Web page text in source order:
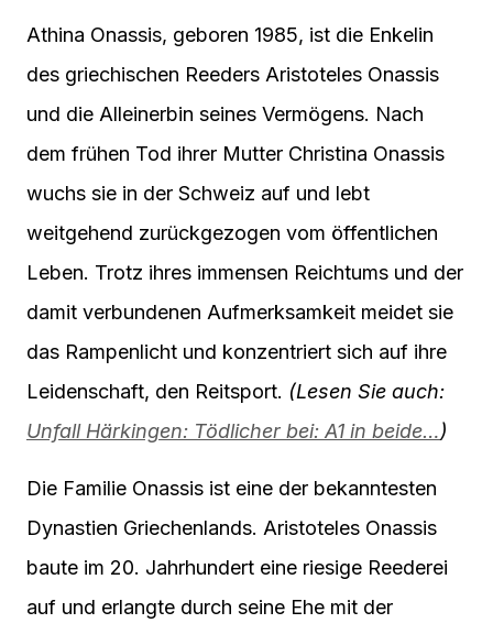
Athina Onassis, geboren 1985, ist die Enkelin
des griechischen Reeders Aristoteles Onassis
und die Alleinerbin seines Vermögens. Nach
dem frühen Tod ihrer Mutter Christina Onassis
wuchs sie in der Schweiz auf und lebt
weitgehend zurückgezogen vom öffentlichen
Leben. Trotz ihres immensen Reichtums und der
damit verbundenen Aufmerksamkeit meidet sie
das Rampenlicht und konzentriert sich auf ihre
Leidenschaft, den Reitsport. (Lesen Sie auch:
Unfall Härkingen: Tödlicher bei: A1 in beide…)
Die Familie Onassis ist eine der bekanntesten
Dynastien Griechenlands. Aristoteles Onassis
baute im 20. Jahrhundert eine riesige Reederei
auf und erlangte durch seine Ehe mit der